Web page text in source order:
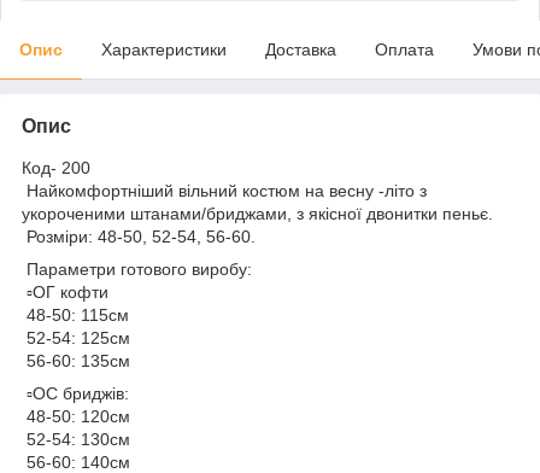
Опис Характеристики Доставка Оплата Умови
Опис
Код- 200
Найкомфортніший вільний костюм на весну -літо з
укороченими штанами/бриджами, з якісної двонитки пеньє.
Розміри: 48-50, 52-54, 56-60.
Параметри готового виробу:
▫️ОГ кофти
48-50: 115см
52-54: 125см
56-60: 135см
▫️ОС бриджів:
48-50: 120см
52-54: 130см
56-60: 140см